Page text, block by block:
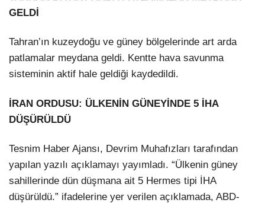
GELDİ
Tahran’ın kuzeydoğu ve güney bölgelerinde art arda
patlamalar meydana geldi. Kentte hava savunma
sisteminin aktif hale geldiği kaydedildi.
İRAN ORDUSU: ÜLKENİN GÜNEYİNDE 5 İHA
DÜŞÜRÜLDÜ
Tesnim Haber Ajansı, Devrim Muhafızları tarafından
yapılan yazılı açıklamayı yayımladı. “Ülkenin güney
sahillerinde dün düşmana ait 5 Hermes tipi İHA
düşürüldü.” ifadelerine yer verilen açıklamada, ABD-